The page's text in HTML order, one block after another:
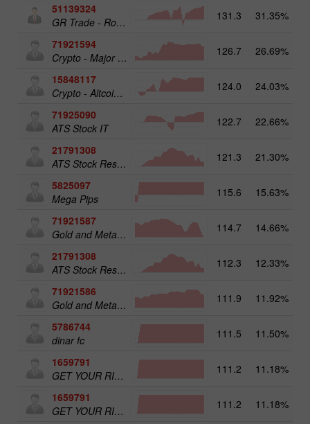
51139324
GR Trade - RoboTRADE24
131.3 31.35%
71921594
Crypto - Major crypto 25
126.7 26.69%
15848117
Crypto - Altcoins 25
124.0 24.03%
71925090
ATS Stock IT
122.7 22.66%
21791308
ATS Stock Resources
121.3 21.30%
5825097
Mega Pips
115.6 15.63%
71921587
Gold and Metals 50
114.7 14.66%
21791308
ATS Stock Resources
112.3 12.33%
71921586
Gold and Metals 25
111.9 11.92%
5786744
dinar fc
111.5 11.50%
1659791
GET YOUR RICHES ORG.1
111.2 11.18%
1659791
GET YOUR RICHES ORG.1
111.2 11.18%